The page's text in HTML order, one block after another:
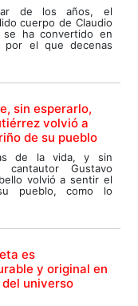
de los años, el
cuerpo de Claudio
se ha convertido en
por el que decenas
sin esperarlo,
volvió a
de su pueblo
de la vida, y sin
cantautor Gustavo
volvió a sentir el
pueblo, como lo
es
y original en
universo